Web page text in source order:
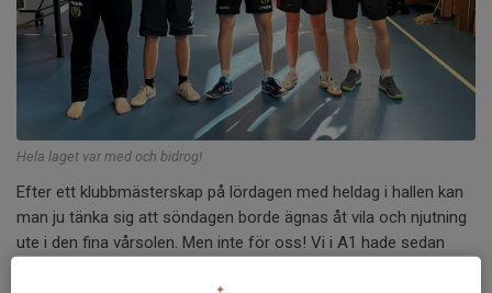
Hela laget var med och bidrog!
Efter ett klubbmästerskap på lördagen med heldag i hallen kan
man ju tänka sig att söndagen borde ägnas åt vila och njutning
ute i den fina vårsolen. Men inte för oss! Vi i A1 hade sedan